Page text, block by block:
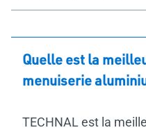
Quelle est la
menuiserie
TECHNAL est la